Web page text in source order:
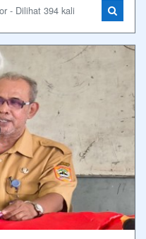
- Dilihat 394 kali